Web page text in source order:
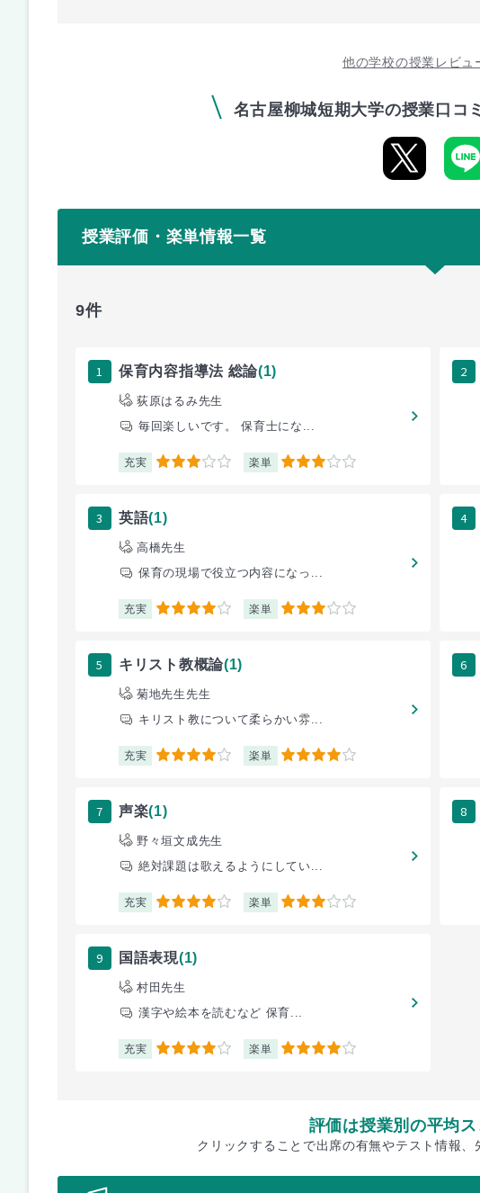
他の学校の授業レビュ
名古屋柳城短期大学の授業口コ
授業評価・楽単情報一覧
9件
1 保育内容指導法 総論(1)
荻原はるみ先生
毎回楽しいです。 保育士にな...
充実 3 楽単 3
2
3 英語(1)
高橋先生
保育の現場で役立つ内容になっ...
充実 4 楽単 3
4
5 キリスト教概論(1)
菊地先生先生
キリスト教について柔らかい雰...
充実 4 楽単 4
6
7 声楽(1)
野々垣文成先生
絶対課題は歌えるようにしてい...
充実 4 楽単 3
8
9 国語表現(1)
村田先生
漢字や絵本を読むなど 保育...
充実 4 楽単 4
評価は授業別の平均ス
クリックすることで出席の有無やテスト情報、